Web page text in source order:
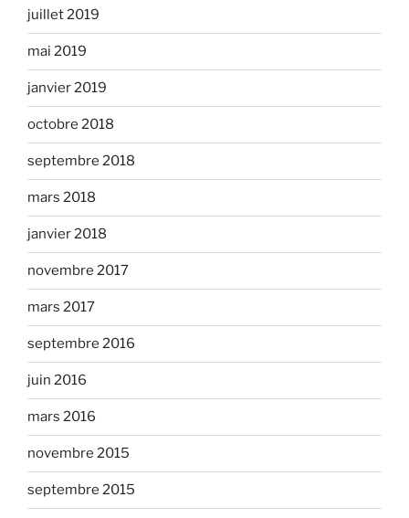
juillet 2019
mai 2019
janvier 2019
octobre 2018
septembre 2018
mars 2018
janvier 2018
novembre 2017
mars 2017
septembre 2016
juin 2016
mars 2016
novembre 2015
septembre 2015